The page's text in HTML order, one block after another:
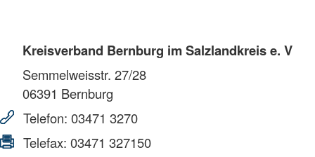
Kreisverband Bernburg im Salzlandkreis e. V
Semmelweisstr. 27/28
06391 Bernburg
Telefon: 03471 3270
Telefax: 03471 327150